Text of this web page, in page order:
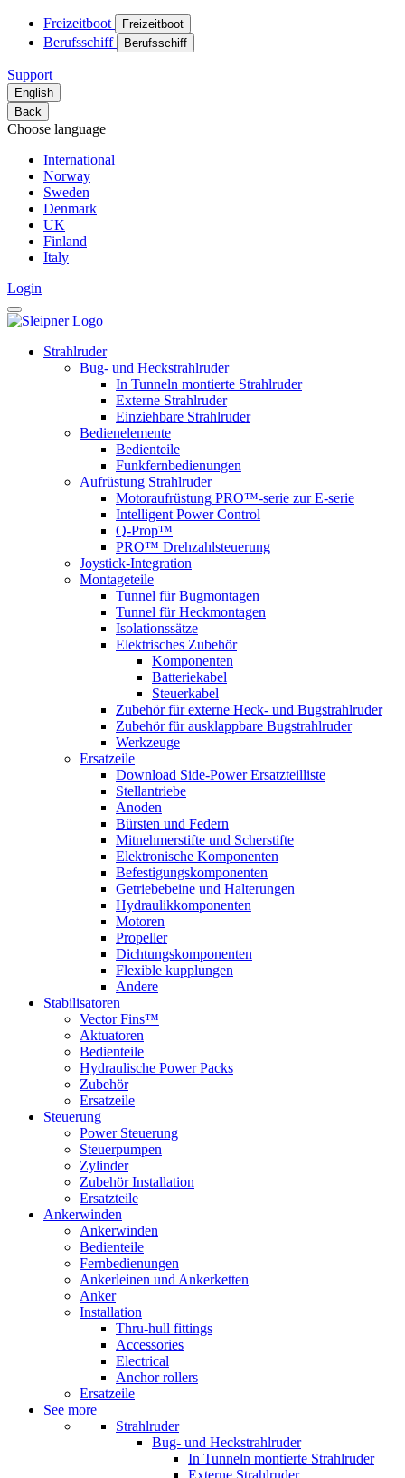
Freizeitboot Freizeitboot
Berufsschiff Berufsschiff
Support
English
Back
Choose language
International
Norway
Sweden
Denmark
UK
Finland
Italy
Login
Strahlruder
Bug- und Heckstrahlruder
In Tunneln montierte Strahlruder
Externe Strahlruder
Einziehbare Strahlruder
Bedienelemente
Bedienteile
Funkfernbedienungen
Aufrüstung Strahlruder
Motoraufrüstung PRO™-serie zur E-serie
Intelligent Power Control
Q-Prop™
PRO™ Drehzahlsteuerung
Joystick-Integration
Montageteile
Tunnel für Bugmontagen
Tunnel für Heckmontagen
Isolationssätze
Elektrisches Zubehör
Komponenten
Batteriekabel
Steuerkabel
Zubehör für externe Heck- und Bugstrahlruder
Zubehör für ausklappbare Bugstrahlruder
Werkzeuge
Ersatzeile
Download Side-Power Ersatzteilliste
Stellantriebe
Anoden
Bürsten und Federn
Mitnehmerstifte und Scherstifte
Elektronische Komponenten
Befestigungskomponenten
Getriebebeine und Halterungen
Hydraulikkomponenten
Motoren
Propeller
Dichtungskomponenten
Flexible kupplungen
Andere
Stabilisatoren
Vector Fins™
Aktuatoren
Bedienteile
Hydraulische Power Packs
Zubehör
Ersatzeile
Steuerung
Power Steuerung
Steuerpumpen
Zylinder
Zubehör Installation
Ersatzteile
Ankerwinden
Ankerwinden
Bedienteile
Fernbedienungen
Ankerleinen und Ankerketten
Anker
Installation
Thru-hull fittings
Accessories
Electrical
Anchor rollers
Ersatzeile
See more
Strahlruder
Bug- und Heckstrahlruder
In Tunneln montierte Strahlruder
Externe Strahlruder